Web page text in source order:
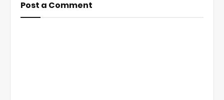
Post a Comment